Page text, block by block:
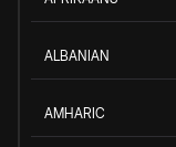
ALBANIAN
AMHARIC